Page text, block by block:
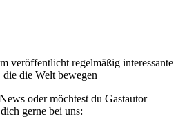
veröffentlicht regelmäßig interessante
die Welt bewegen
oder möchtest du Gastautor
gerne bei uns: